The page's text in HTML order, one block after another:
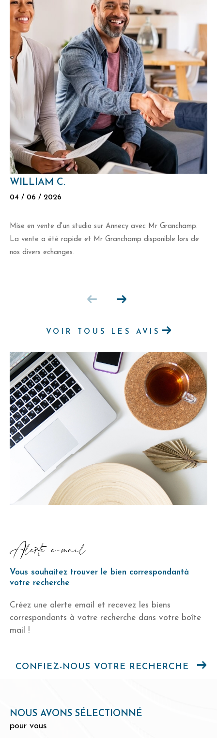
WILLIAM C.
04 / 06 / 2026
Mise en vente d'un studio sur Annecy avec Mr Granchamp.
La vente a été rapide et Mr Granchamp disponible lors de
nos divers echanges.
VOIR TOUS LES AVIS
alerte e-mail
Vous souhaitez trouver le bien correspondantà
votre recherche
Créez une alerte email et recevez les biens
correspondants à votre recherche dans votre boîte
mail !
CONFIEZ-NOUS VOTRE RECHERCHE
NOUS AVONS SÉLECTIONNÉ
pour vous